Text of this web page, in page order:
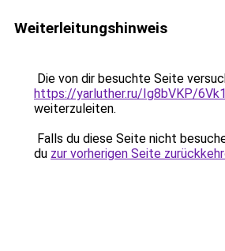
Weiterleitungshinweis
Die von dir besuchte Seite
https://yarluther.ru/Ig8bVKP/
weiterzuleiten.
Falls du diese Seite nicht
du zur vorherigen Seite